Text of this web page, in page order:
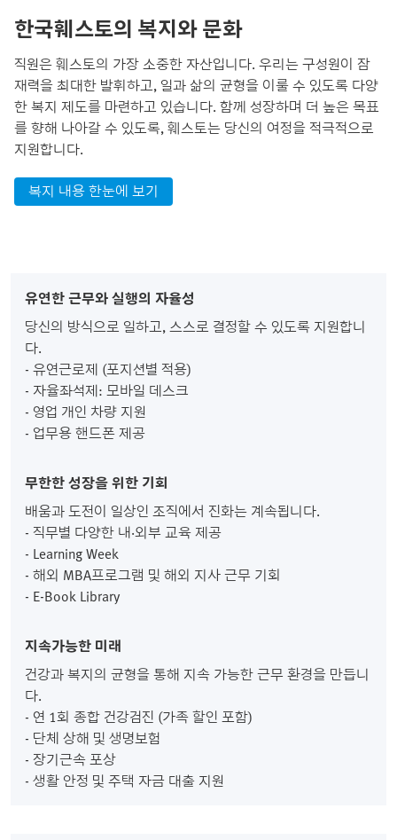
한국훼스토의 복지와 문화
직원은 훼스토의 가장 소중한 자산입니다. 우리는 구성원이 잠
재력을 최대한 발휘하고, 일과 삶의 균형을 이룰 수 있도록 다양
한 복지 제도를 마련하고 있습니다. 함께 성장하며 더 높은 목표
를 향해 나아갈 수 있도록, 훼스토는 당신의 여정을 적극적으로
지원합니다.
복지 내용 한눈에 보기
유연한 근무와 실행의 자율성
당신의 방식으로 일하고, 스스로 결정할 수 있도록 지원합니
다.
- 유연근로제 (포지션별 적용)
- 자율좌석제: 모바일 데스크
- 영업 개인 차량 지원
- 업무용 핸드폰 제공
무한한 성장을 위한 기회
배움과 도전이 일상인 조직에서 진화는 계속됩니다.
- 직무별 다양한 내·외부 교육 제공
- Learning Week
- 해외 MBA프로그램 및 해외 지사 근무 기회
- E-Book Library
지속가능한 미래
건강과 복지의 균형을 통해 지속 가능한 근무 환경을 만듭니
다.
- 연 1회 종합 건강검진 (가족 할인 포함)
- 단체 상해 및 생명보험
- 장기근속 포상
- 생활 안정 및 주택 자금 대출 지원